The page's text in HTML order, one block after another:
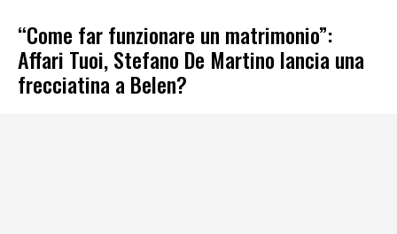
“Come far funzionare un matrimonio”:
Affari Tuoi, Stefano De Martino lancia una
frecciatina a Belen?